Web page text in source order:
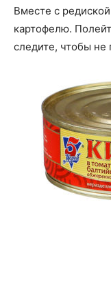
Вместе с
картофелю.
следите, чтобы не